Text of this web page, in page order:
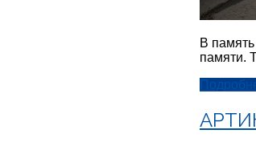
В
памяти.